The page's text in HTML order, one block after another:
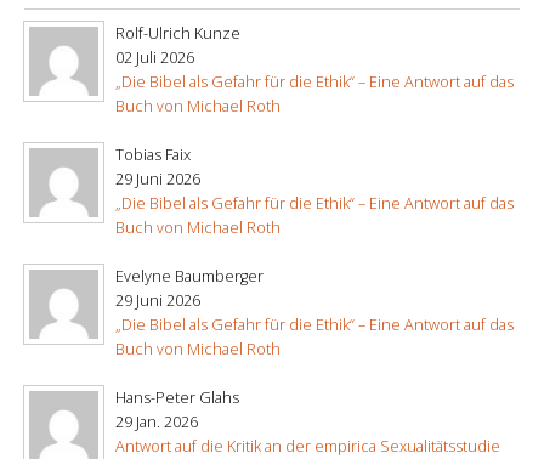
Rolf-Ulrich Kunze
02 Juli 2026
„Die Bibel als Gefahr für die Ethik“ – Eine Antwort auf das
Buch von Michael Roth
Tobias Faix
29 Juni 2026
„Die Bibel als Gefahr für die Ethik“ – Eine Antwort auf das
Buch von Michael Roth
Evelyne Baumberger
29 Juni 2026
„Die Bibel als Gefahr für die Ethik“ – Eine Antwort auf das
Buch von Michael Roth
Hans-Peter Glahs
29 Jan. 2026
Antwort auf die Kritik an der empirica Sexualitätsstudie